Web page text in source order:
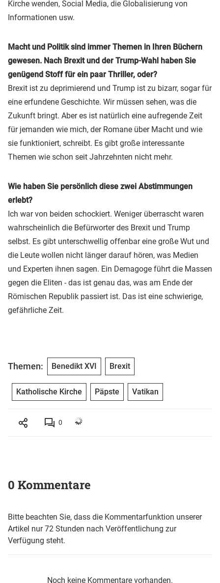
Kirche wenden, Social Media, die Globalisierung von
Informationen usw.
Macht und Politik sind immer Themen in Ihren Büchern
gewesen. Nach Brexit und der Trump-Wahl haben Sie
genügend Stoff für ein paar Thriller, oder?
Brexit ist zu deprimierend und Trump ist zu bizarr, sogar für
eine erfundene Geschichte. Wir müssen sehen, was die
Zukunft bringt. Aber es ist natürlich eine aufregende Zeit
für jemanden wie mich, der Romane über Macht und wie
sie funktioniert, schreibt. Es gibt große interessante
Themen wie schon seit Jahrzehnten nicht mehr.
Wie haben Sie persönlich diese zwei Abstimmungen
erlebt?
Ich war von beiden schockiert. Weniger überrascht waren
wahrscheinlich die Befürworter des Brexit und Trump
selbst. Es gibt unterschwellig offenbar eine große Wut und
die Leute wollen nicht länger darauf hören, was Medien
und Experten ihnen sagen. Ein Demagoge führt die Massen
gegen die Eliten - das ist genau das, was am Ende der
Römischen Republik passiert ist. Das ist eine schwierige,
gefährliche Zeit.
Themen: Benedikt XVI Brexit
Katholische Kirche Päpste Vatikan
0
0 Kommentare
Bitte beachten Sie, dass die Kommentarfunktion unserer
Artikel nur 72 Stunden nach Veröffentlichung zur
Verfügung steht.
Noch keine Kommentare vorhanden.